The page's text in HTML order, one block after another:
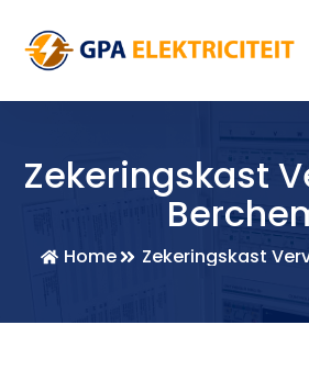
Zekeringskast
Home Zekeringskast